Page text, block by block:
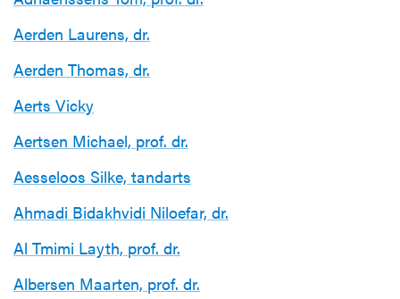
Aerden Laurens, dr.
Aerden Thomas, dr.
Aerts Vicky
Aertsen Michael, prof. dr.
Aesseloos Silke, tandarts
Ahmadi Bidakhvidi Niloefar, dr.
Al Tmimi Layth, prof. dr.
Albersen Maarten, prof. dr.